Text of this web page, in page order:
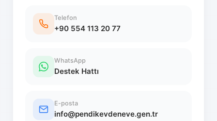
Telefon
+90 554 113 20 77
WhatsApp
Destek Hattı
E-posta
info@pendikevdeneve.gen.tr